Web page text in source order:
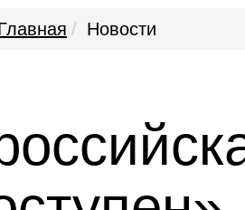
Новости